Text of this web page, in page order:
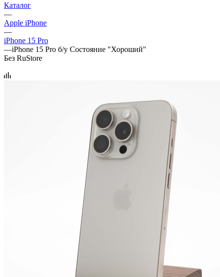
Каталог
—
Apple iPhone
—
iPhone 15 Pro
—iPhone 15 Pro б/у Состояние "Хороший"
Без RuStore